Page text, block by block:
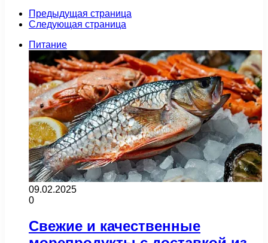
Предыдущая страница
Следующая страница
Питание
09.02.2025
0
Свежие и качественные